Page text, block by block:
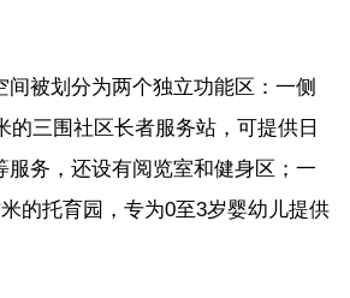
间被划分为两个独立功能区：一侧
的三围社区长者服务站，可提供日
服务，还设有阅览室和健身区；一
的托育园，专为0至3岁婴幼儿提供